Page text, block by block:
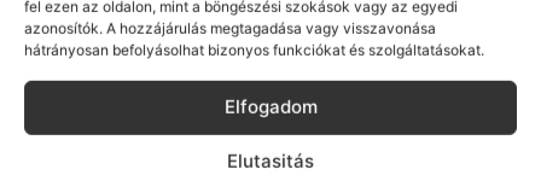
fel ezen az oldalon, mint a böngészési szokások vagy az egyedi
azonosítók. A hozzájárulás megtagadása vagy visszavonása
hátrányosan befolyásolhat bizonyos funkciókat és szolgáltatásokat.
Elfogadom
Elutasitás
csak a gyártó szoftveres üzenete – a telefonod ettől még
tökéletesen és hibátlanul teszi a dolgát! Ha valahol (pl. Samsung
S-széria) a gyárinál rosszabb minőségű az alkatrész, azt a
termékleírásban külön jelezzük neked.